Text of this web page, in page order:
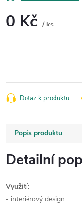
0 Kč / ks
Dotaz k produktu
Popis produktu
Detailní
Využití:
- interiérový design